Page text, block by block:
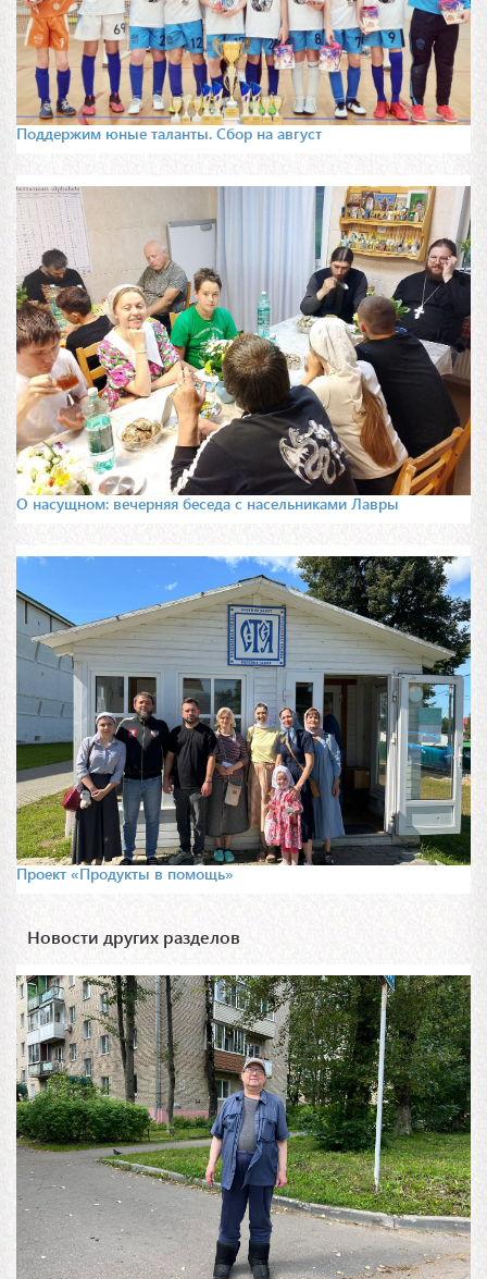
Поддержим юные таланты. Сбор на август
О насущном: вечерняя беседа с насельниками Лавры
Проект «Продукты в помощь»
Новости других разделов